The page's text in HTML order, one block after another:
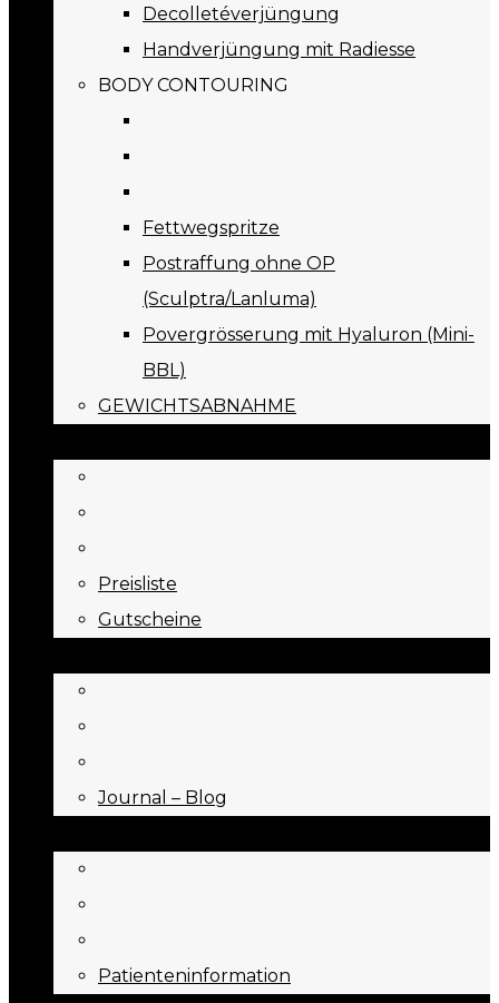
Decolletéverjüngung
Handverjüngung mit Radiesse
BODY CONTOURING
Fettwegspritze
Postraffung ohne OP
(Sculptra/Lanluma)
Povergrösserung mit Hyaluron (Mini-
BBL)
GEWICHTSABNAHME
Preisliste
Gutscheine
Journal – Blog
Patienteninformation